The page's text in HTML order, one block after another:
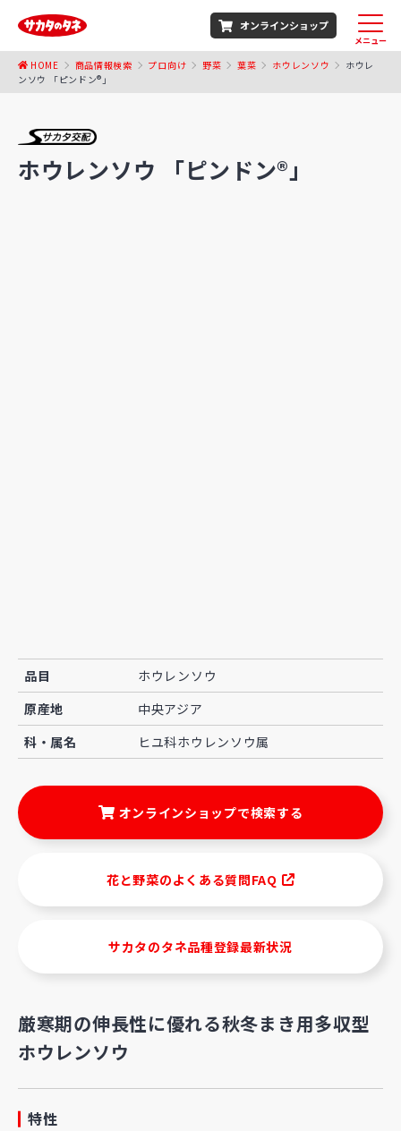
オンラインショップ
メニュー
HOME 商品情報検索 プロ向け 野菜 葉菜 ホウレンソウ
ホウレ
ンソウ 「ピンドン®」
ホウレンソウ 「ピンドン®」
品目
ホウレンソウ
原産地
中央アジア
科・属名
ヒユ科ホウレンソウ属
オンラインショップで検索する
花と野菜のよくある質問FAQ
サカタのタネ品種登録最新状況
厳寒期の伸長性に優れる秋冬まき用多収型
ホウレンソウ
特性